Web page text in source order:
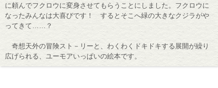
に頼んでフクロウに変身させてもらうことにしました。フクロウに
なったみんなは大喜びです！ するとそこへ緑の大きなクジラがや
ってきて……？
奇想天外の冒険スト－リーと、わくわくドキドキする展開が繰り
広げられる、ユーモアいっぱいの絵本です。